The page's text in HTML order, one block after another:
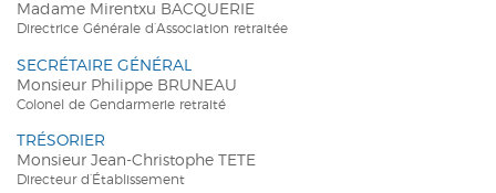
Madame Mirentxu BACQUERIE
Directrice Générale d’Association retraitée
SECRÉTAIRE GÉNÉRAL
Monsieur Philippe BRUNEAU
Colonel de Gendarmerie retraité
TRÉSORIER
Monsieur Jean-Christophe TETE
Directeur d’Établissement